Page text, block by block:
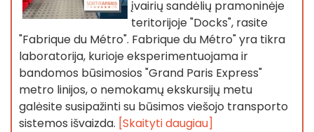
įvairių sandėlių pramoninėje
teritorijoje "Docks", rasite
"Fabrique du Métro". Fabrique du Métro" yra tikra
laboratorija, kurioje eksperimentuojama ir
bandomos būsimosios "Grand Paris Express"
metro linijos, o nemokamų ekskursijų metu
galėsite susipažinti su būsimos viešojo transporto
sistemos išvaizda. [Skaityti daugiau]